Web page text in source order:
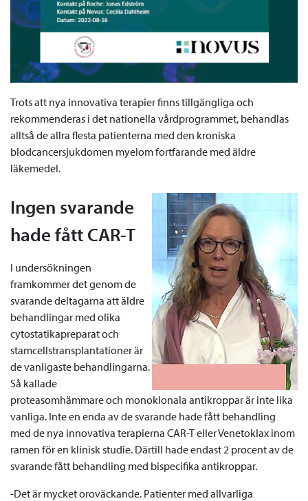
Trots att nya innovativa terapier finns tillgängliga och
rekommenderas i det nationella vårdprogrammet, behandlas
alltså de allra flesta patienterna med den kroniska
blodcancersjukdomen myelom fortfarande med äldre
läkemedel.
Ingen svarande
hade fått CAR-T
I undersökningen
framkommer det genom de
svarande deltagarna att äldre
behandlingar med olika
cytostatikapreparat och
stamcellstransplantationer är
de vanligaste behandlingarna.
Så kallade
proteasomhämmare och monoklonala antikroppar är inte lika
vanliga. Inte en enda av de svarande hade fått behandling
med de nya innovativa terapierna CAR-T eller Venetoklax inom
ramen för en klinisk studie. Därtill hade endast 2 procent av de
svarande fått behandling med bispecifika antikroppar.
-Det är mycket oroväckande. Patienter med allvarliga